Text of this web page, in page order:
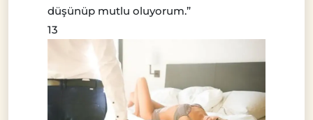
düşünüp mutlu oluyorum.”
13